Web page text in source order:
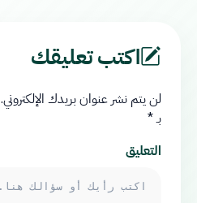
اكتب تعليقك
لن يتم نشر عنوان بريدك الإلكتروني.
بـ*
التعليق